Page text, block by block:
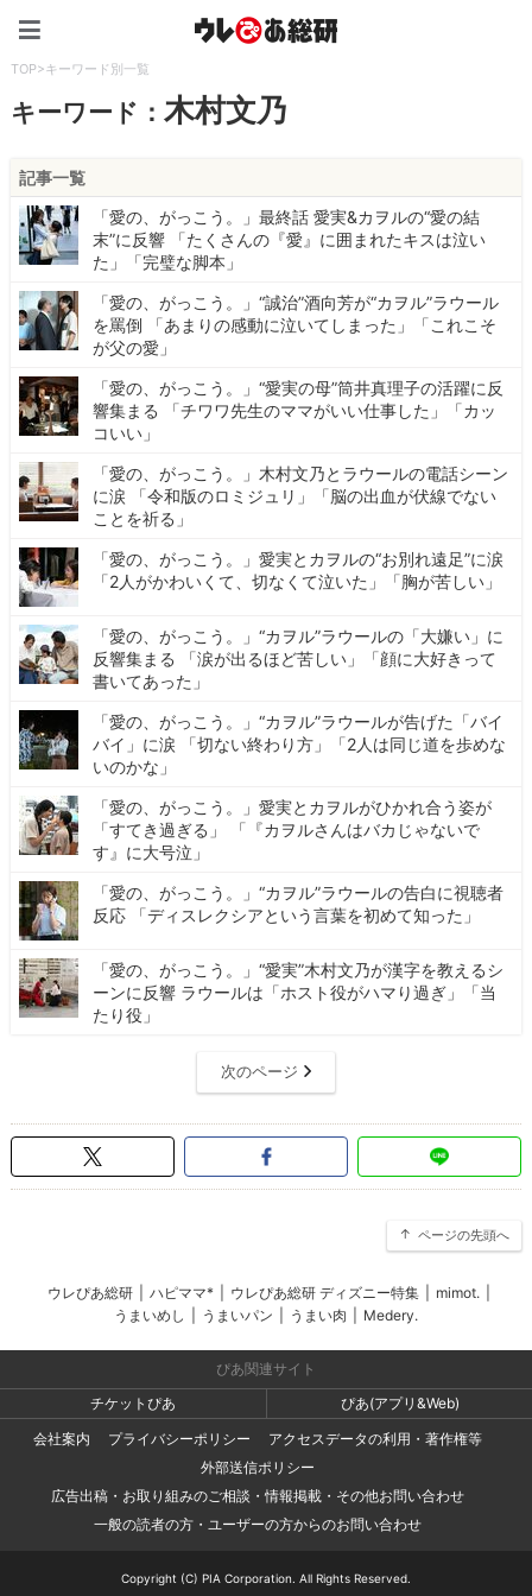
TOP>キーワード別一覧
キーワード：木村文乃
記事一覧
「愛の、がっこう。」最終話 愛実&カヲルの“愛の結
末”に反響 「たくさんの『愛』に囲まれたキスは泣い
た」「完璧な脚本」
「愛の、がっこう。」“誠治”酒向芳が“カヲル”ラウール
を罵倒 「あまりの感動に泣いてしまった」「これこそ
が父の愛」
「愛の、がっこう。」“愛実の母”筒井真理子の活躍に反
響集まる 「チワワ先生のママがいい仕事した」「カッ
コいい」
「愛の、がっこう。」木村文乃とラウールの電話シーン
に涙 「令和版のロミジュリ」「脳の出血が伏線でない
ことを祈る」
「愛の、がっこう。」愛実とカヲルの“お別れ遠足”に涙
「2人がかわいくて、切なくて泣いた」「胸が苦しい」
「愛の、がっこう。」“カヲル”ラウールの「大嫌い」に
反響集まる 「涙が出るほど苦しい」「顔に大好きって
書いてあった」
「愛の、がっこう。」“カヲル”ラウールが告げた「バイ
バイ」に涙 「切ない終わり方」「2人は同じ道を歩めな
いのかな」
「愛の、がっこう。」愛実とカヲルがひかれ合う姿が
「すてき過ぎる」 「『カヲルさんはバカじゃないで
す』に大号泣」
「愛の、がっこう。」“カヲル”ラウールの告白に視聴者
反応 「ディスレクシアという言葉を初めて知った」
「愛の、がっこう。」“愛実”木村文乃が漢字を教えるシ
ーンに反響 ラウールは「ホスト役がハマり過ぎ」「当
たり役」
次のページ
ページの先頭へ
ウレぴあ総研 ハピママ* ウレぴあ総研 ディズニー特集 mimot.
うまいめし
うまいパン うまい肉 Medery.
ぴあ関連サイト
チケットぴあ
ぴあ(アプリ&Web)
会社案内
プライバシーポリシー
アクセスデータの利用・著作権等
外部送信ポリシー
広告出稿・お取り組みのご相談・情報掲載・その他お問い合わせ
一般の読者の方・ユーザーの方からのお問い合わせ
Copyright (C) PIA Corporation. All Rights Reserved.